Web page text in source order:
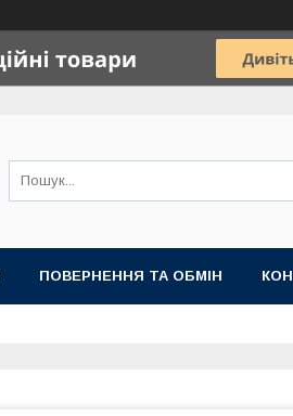
ПОВЕРНЕННЯ ТА ОБМІН